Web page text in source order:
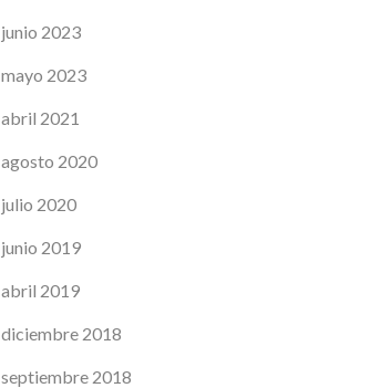
junio 2023
mayo 2023
abril 2021
agosto 2020
julio 2020
junio 2019
abril 2019
diciembre 2018
septiembre 2018